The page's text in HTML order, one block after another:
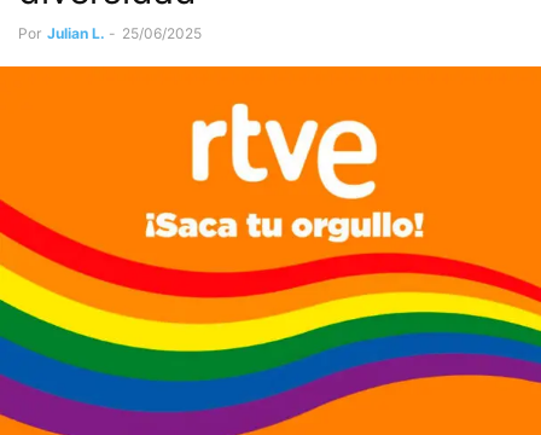
Por Julian L. - 25/06/2025